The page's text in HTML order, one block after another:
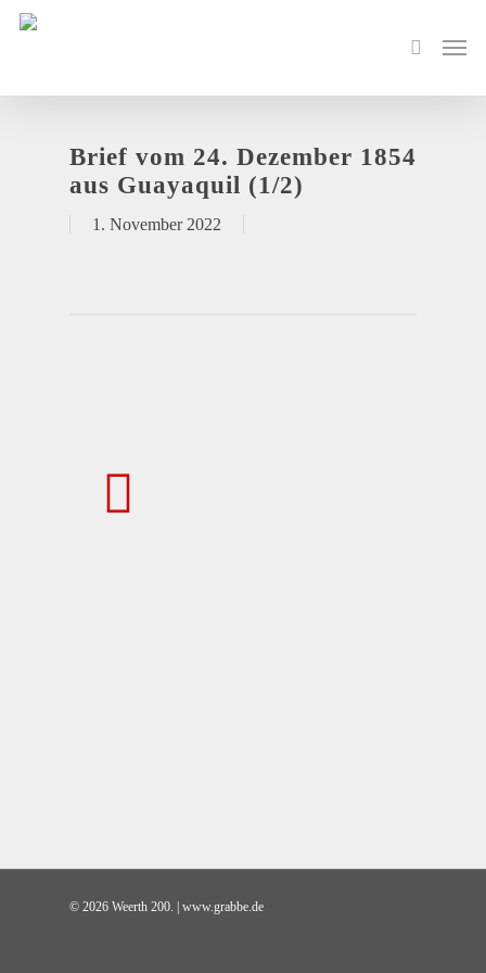
Brief vom 24. Dezember 1854
aus Guayaquil (1/2)
1. November 2022
© 2026 Weerth 200. | www.grabbe.de